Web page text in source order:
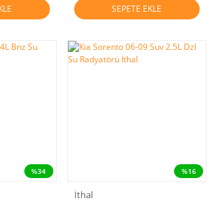
SEPETE EKLE
%34 %16
İthal